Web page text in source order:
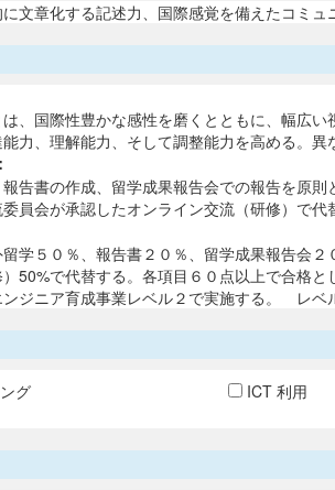
文章化する記述力、国際感覚を備えたコミ
、国際性豊かな感性を磨くとともに、幅広
力、理解能力、そして調整能力を高める。
告書の作成、留学成果報告会での報告を原
員会が承認したオンライン交流（研修）で代
学５０％、報告書２０％、留学成果報告会
50%で代替する。各項目６０点以上で合格と
ジニア育成事業レベル２で実施する。 レベ
グ ICT 利用